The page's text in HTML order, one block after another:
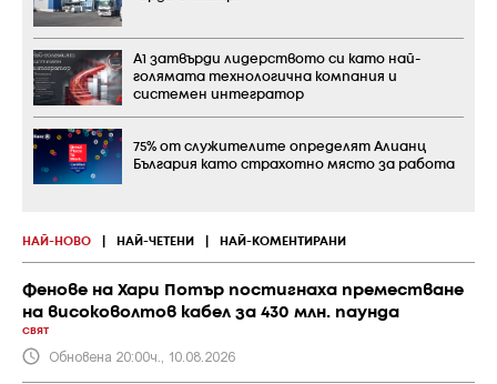
НАЙ-НОВО НАЙ-ЧЕТЕНИ НАЙ-КОМЕНТИРАНИ
Фенове на Хари Потър постигнаха преместване
на високоволтов кабел за 430 млн. паунда
СВЯТ
Обновена 20:00ч., 10.08.2026
А1 затвърди лидерството си като най-
голямата технологична компания и
системен интегратор
75% от служителите определят Алианц
България като страхотно място за работа